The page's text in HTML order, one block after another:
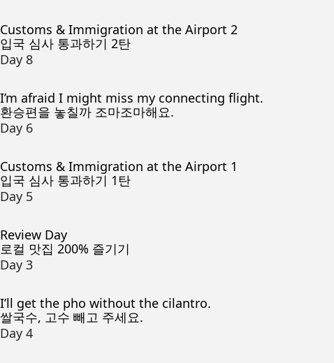
Customs & Immigration at the Airport 2
입국 심사 통과하기 2탄
Day 8
I’m afraid I might miss my connecting flight.
환승편을 놓칠까 조마조마해요.
Day 6
Customs & Immigration at the Airport 1
입국 심사 통과하기 1탄
Day 5
Review Day
로컬 맛집 200% 즐기기
Day 3
I’ll get the pho without the cilantro.
쌀국수, 고수 빼고 주세요.
Day 4